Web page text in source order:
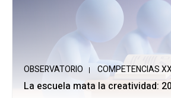
OBSERVATORIO COMPETENCIAS
La escuela mata la creatividad: